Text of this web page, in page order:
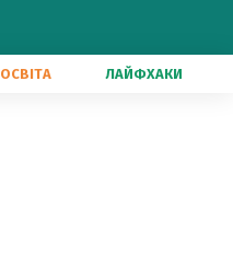
ОСВІТА ЛАЙФХАКИ